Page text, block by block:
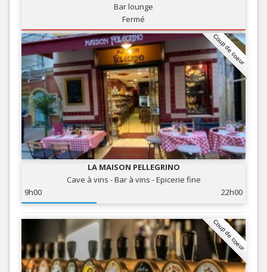
Bar lounge
Fermé
Coup de coeur
LA MAISON PELLEGRINO
Cave à vins - Bar à vins - Epicerie fine
9h00
22h00
Coup de coeur